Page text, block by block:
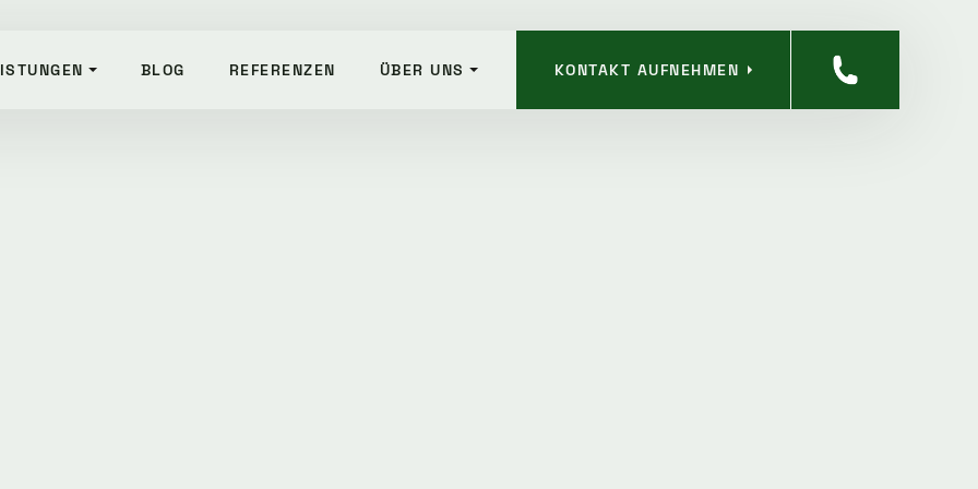
BLOG REFERENZEN ÜBER UNS KONTAKT AUFNEHMEN